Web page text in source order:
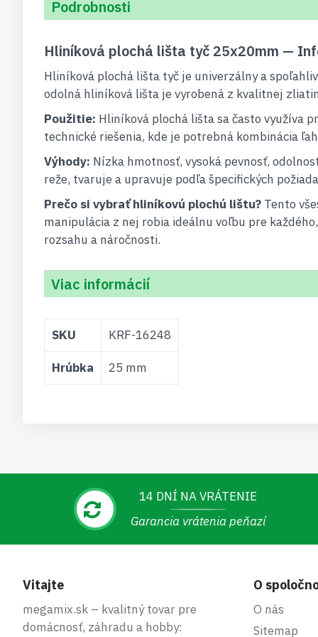
Podrobnosti
Hliníková plochá lišta tyč 25x20mm —
Hliníková plochá lišta tyč je univerzálny a
odolná hliníková lišta je vyrobená z kvalitnej
Použitie: Hliníková plochá lišta sa často využíva
technické riešenia, kde je potrebná kombinácia
Výhody: Nízka hmotnosť, vysoká pevnosť,
reže, tvaruje a upravuje podľa špecifických
Prečo si vybrať hliníkovú plochú lištu? Tento
manipulácia z nej robia ideálnu voľbu pre
rozsahu a náročnosti.
Viac informácií
informácií
SKU KRF-16248
Hrúbka 25 mm
14 DNÍ NA VRÁTENIE
Garancia vrátenia peňazí
Vitajte
megamix.sk – kvalitný tovar pre
domácnosť, záhradu a hobby:
O
O nás
Sitemap